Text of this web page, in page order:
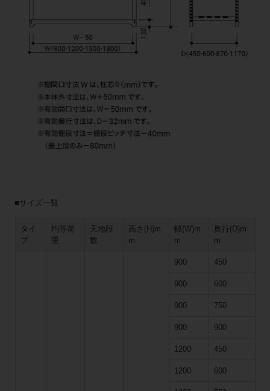
■サイズ一覧
タイ
プ
均等荷
天地段
数
高さ(H)m
m
幅(W)m
m
奥行(D)m
m
900 450
900 600
900 750
900 900
1200 450
1200 600